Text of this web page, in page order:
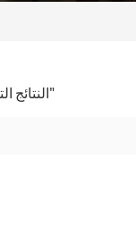
1 النتائج التي تم العثور عليها ل "ذراع نقل الحركة العالمي"